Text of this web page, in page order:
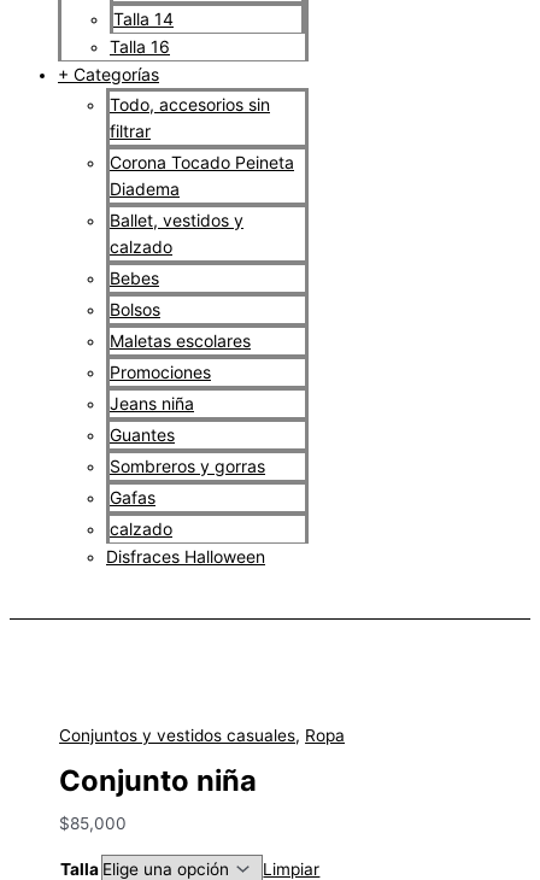
Talla 14
Talla 16
+ Categorías
Todo, accesorios sin
filtrar
Corona Tocado Peineta
Diadema
Ballet, vestidos y
calzado
Bebes
Bolsos
Maletas escolares
Promociones
Jeans niña
Guantes
Sombreros y gorras
Gafas
calzado
Disfraces Halloween
Conjuntos y vestidos casuales, Ropa
Conjunto niña
$85,000
Talla
Limpiar